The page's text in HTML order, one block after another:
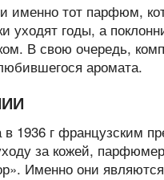
именно тот парфюм,
уходят годы, а
В свою очередь,
аромата.
в 1936 г французским
за кожей,
Именно они